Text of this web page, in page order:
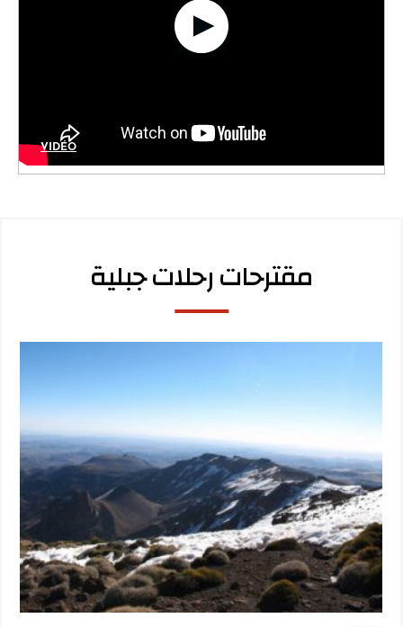
VIDÉO
مقترحات رحلات جبلية